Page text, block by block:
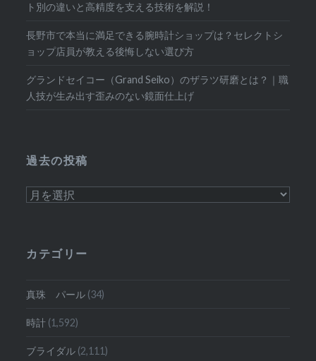
ト別の違いと高精度を支える技術を解説！
長野市で本当に満足できる腕時計ショップは？セレクトシ
ョップ店員が教える後悔しない選び方
グランドセイコー（Grand Seiko）のザラツ研磨とは？｜職
人技が生み出す歪みのない鏡面仕上げ
過去の投稿
過
稿
カテゴリー
真珠 パール (34)
時計 (1,592)
ブライダル (2,111)